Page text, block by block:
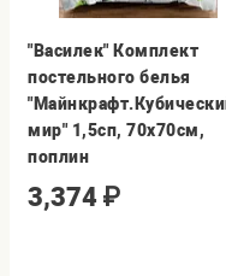
"Василек" Комплект
постельного белья
мир" 1,5сп, 70х70см,
поплин
3,374 ₽